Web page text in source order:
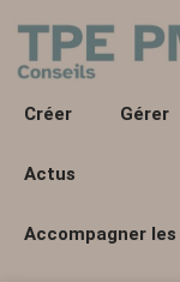
Créer Gérer
Actus
Accompagner